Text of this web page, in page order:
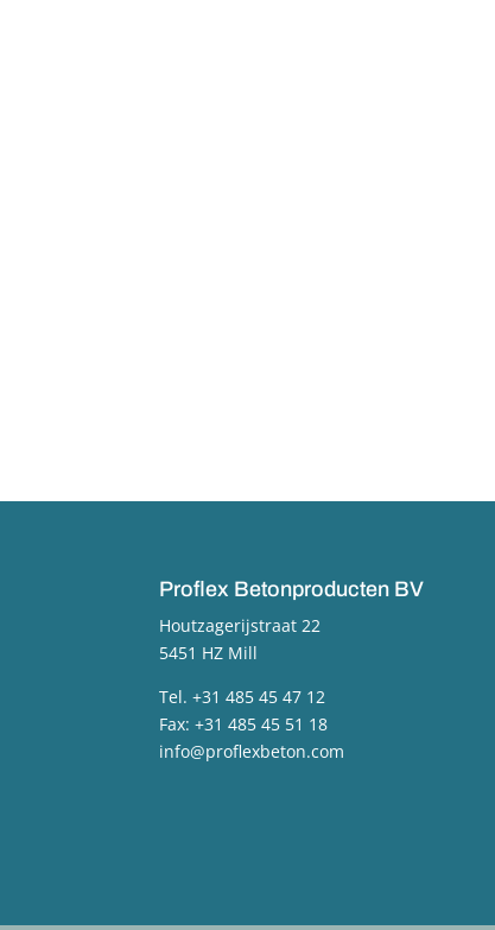
Proflex Betonproducten BV
Houtzagerijstraat 22
5451 HZ Mill
Tel. +31 485 45 47 12
Fax: +31 485 45 51 18
info@proflexbeton.com